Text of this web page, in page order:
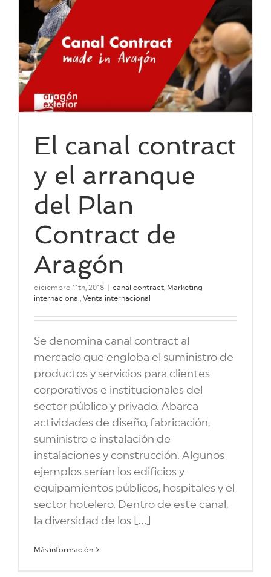
El canal contract
y el arranque
del Plan
Contract de
Aragón
diciembre 11th, 2018 canal contract Marketing
internacional
Venta internacional
Se denomina canal contract al
mercado que engloba el suministro de
productos y servicios para clientes
corporativos e institucionales del
sector público y privado. Abarca
actividades de diseño, fabricación,
suministro e instalación de
instalaciones y construcción. Algunos
ejemplos serían los edificios y
equipamientos públicos, hospitales y el
sector hotelero. Dentro de este canal,
la diversidad de los [...]
Más información